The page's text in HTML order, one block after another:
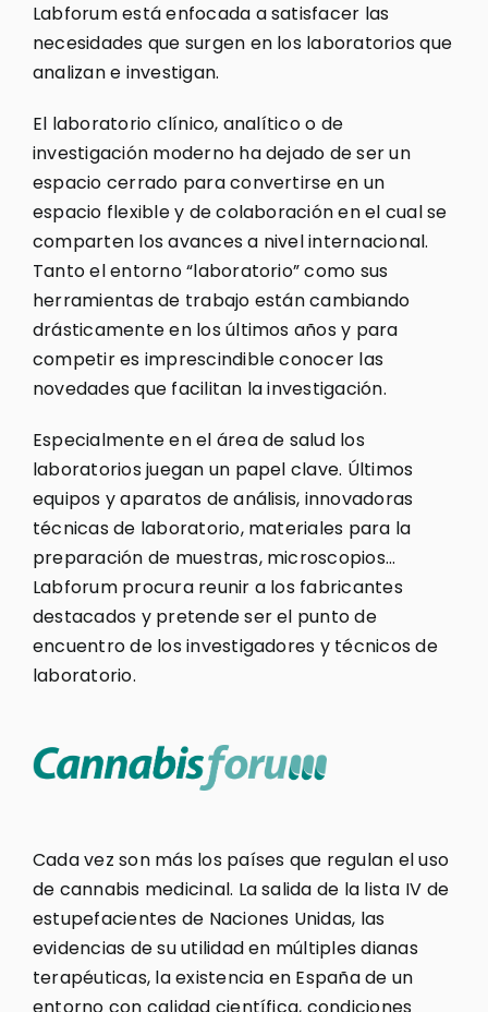
Labforum está enfocada a satisfacer las
necesidades que surgen en los laboratorios que
analizan e investigan.
El laboratorio clínico, analítico o de
investigación moderno ha dejado de ser un
espacio cerrado para convertirse en un
espacio flexible y de colaboración en el cual se
comparten los avances a nivel internacional.
Tanto el entorno “laboratorio” como sus
herramientas de trabajo están cambiando
drásticamente en los últimos años y para
competir es imprescindible conocer las
novedades que facilitan la investigación.
Especialmente en el área de salud los
laboratorios juegan un papel clave. Últimos
equipos y aparatos de análisis, innovadoras
técnicas de laboratorio, materiales para la
preparación de muestras, microscopios…
Labforum procura reunir a los fabricantes
destacados y pretende ser el punto de
encuentro de los investigadores y técnicos de
laboratorio.
Cada vez son más los países que regulan el uso
de cannabis medicinal. La salida de la lista IV de
estupefacientes de Naciones Unidas, las
evidencias de su utilidad en múltiples dianas
terapéuticas, la existencia en España de un